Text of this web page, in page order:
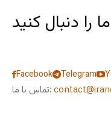
ما را دنبال کنید
Facebook Telegram
تماس با ما: